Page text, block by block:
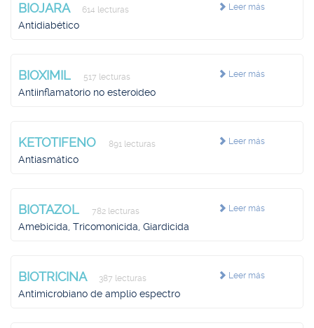
Leer más
BIOJARA 614 lecturas
Antidiabético
Leer más
BIOXIMIL 517 lecturas
Antiinflamatorio no esteroideo
Leer más
KETOTIFENO 891 lecturas
Antiasmático
Leer más
BIOTAZOL 782 lecturas
Amebicida, Tricomonicida, Giardicida
Leer más
BIOTRICINA 387 lecturas
Antimicrobiano de amplio espectro